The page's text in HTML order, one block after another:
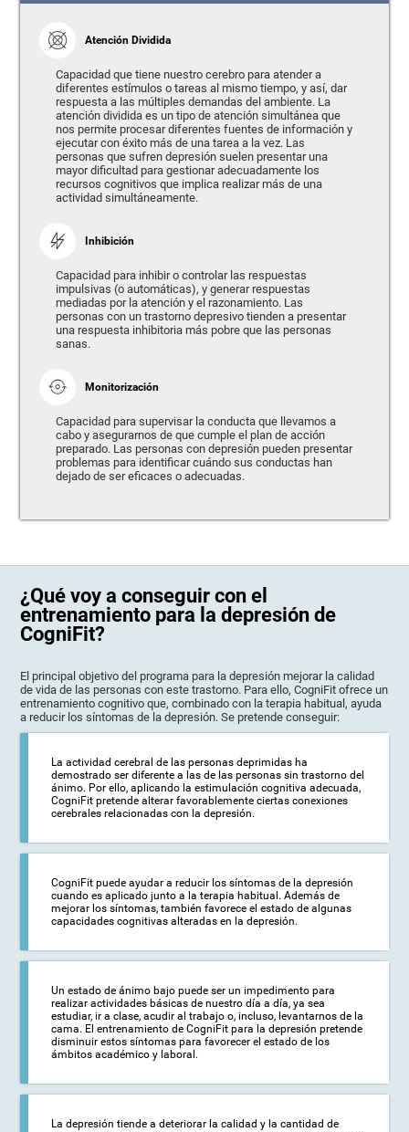
Atención Dividida
Capacidad que tiene nuestro cerebro para atender a
diferentes estímulos o tareas al mismo tiempo, y así, dar
respuesta a las múltiples demandas del ambiente. La
atención dividida es un tipo de atención simultánea que
nos permite procesar diferentes fuentes de información y
ejecutar con éxito más de una tarea a la vez. Las
personas que sufren depresión suelen presentar una
mayor dificultad para gestionar adecuadamente los
recursos cognitivos que implica realizar más de una
actividad simultáneamente.
Inhibición
Capacidad para inhibir o controlar las respuestas
impulsivas (o automáticas), y generar respuestas
mediadas por la atención y el razonamiento. Las
personas con un trastorno depresivo tienden a presentar
una respuesta inhibitoria más pobre que las personas
sanas.
Monitorización
Capacidad para supervisar la conducta que llevamos a
cabo y asegurarnos de que cumple el plan de acción
preparado. Las personas con depresión pueden presentar
problemas para identificar cuándo sus conductas han
dejado de ser eficaces o adecuadas.
¿Qué voy a conseguir con el
entrenamiento para la depresión de
CogniFit?
El principal objetivo del programa para la depresión mejorar la calidad
de vida de las personas con este trastorno. Para ello, CogniFit ofrece un
entrenamiento cognitivo que, combinado con la terapia habitual, ayuda
a reducir los síntomas de la depresión. Se pretende conseguir:
La actividad cerebral de las personas deprimidas ha
demostrado ser diferente a las de las personas sin trastorno del
ánimo. Por ello, aplicando la estimulación cognitiva adecuada,
CogniFit pretende alterar favorablemente ciertas conexiones
cerebrales relacionadas con la depresión.
CogniFit puede ayudar a reducir los síntomas de la depresión
cuando es aplicado junto a la terapia habitual. Además de
mejorar los síntomas, también favorece el estado de algunas
capacidades cognitivas alteradas en la depresión.
Un estado de ánimo bajo puede ser un impedimento para
realizar actividades básicas de nuestro día a día, ya sea
estudiar, ir a clase, acudir al trabajo o, incluso, levantarnos de la
cama. El entrenamiento de CogniFit para la depresión pretende
disminuir estos síntomas para favorecer el estado de los
ámbitos académico y laboral.
La depresión tiende a deteriorar la calidad y la cantidad de